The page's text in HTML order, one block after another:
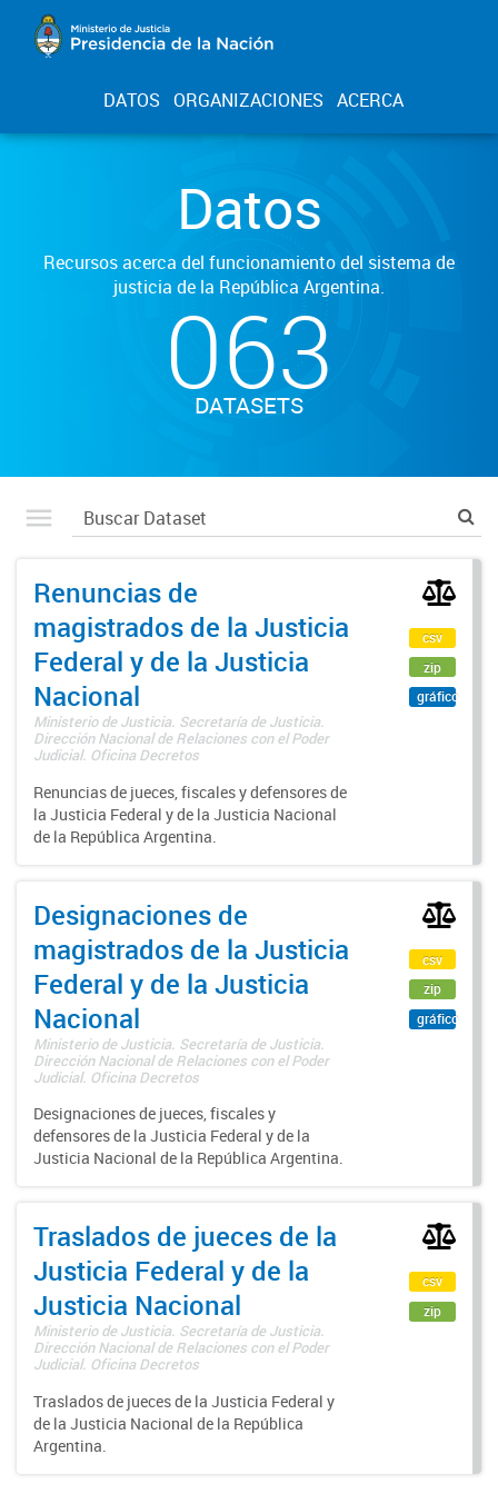
DATOS ORGANIZACIONES ACERCA
Datos
Recursos acerca del funcionamiento del sistema de
justicia de la República Argentina.
063
DATASETS
Renuncias de
magistrados de la Justicia
Federal y de la Justicia
Nacional
Ministerio de Justicia. Secretaría de Justicia.
Dirección Nacional de Relaciones con el Poder
Judicial. Oficina Decretos
Renuncias de jueces, fiscales y defensores de
la Justicia Federal y de la Justicia Nacional
de la República Argentina.
csv
zip
gráfico
Designaciones de
magistrados de la Justicia
Federal y de la Justicia
Nacional
Ministerio de Justicia. Secretaría de Justicia.
Dirección Nacional de Relaciones con el Poder
Judicial. Oficina Decretos
Designaciones de jueces, fiscales y
defensores de la Justicia Federal y de la
Justicia Nacional de la República Argentina.
csv
zip
gráfico
Traslados de jueces de la
Justicia Federal y de la
Justicia Nacional
Ministerio de Justicia. Secretaría de Justicia.
Dirección Nacional de Relaciones con el Poder
Judicial. Oficina Decretos
Traslados de jueces de la Justicia Federal y
de la Justicia Nacional de la República
Argentina.
csv
zip